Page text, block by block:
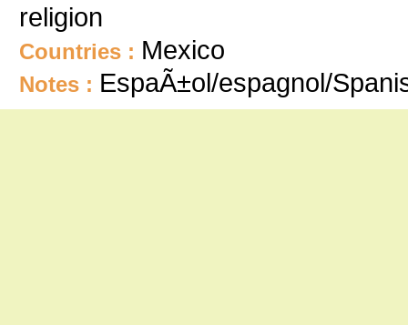
religion
Countries : Mexico
Notes : EspaÃ±ol/espagnol/